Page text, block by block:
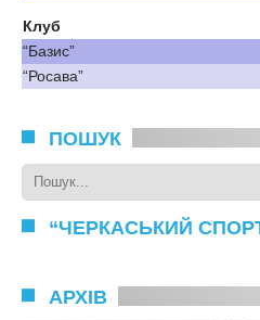
Клуб
“Базис”
“Росава”
ПОШУК
“ЧЕРКАСЬКИЙ
АРХІВ